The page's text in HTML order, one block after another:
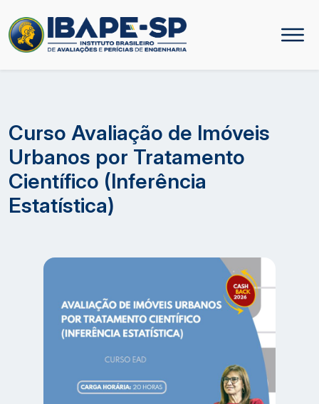
Curso Avaliação de Imóveis
Urbanos por Tratamento
Científico (Inferência
Estatística)